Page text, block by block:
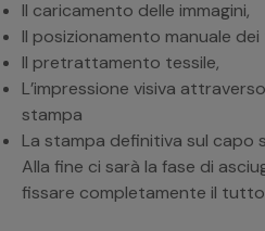
Il caricamento delle immagini,
Il posizionamento manuale
Il pretrattamento tessile,
L’impressione visiva
stampa
La stampa definitiva sul capo
Alla fine ci sarà la fase di
fissare completamente il